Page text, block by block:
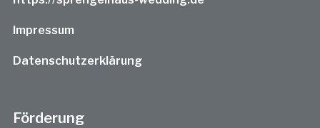
Impressum
Datenschutzerklärung
Förderung